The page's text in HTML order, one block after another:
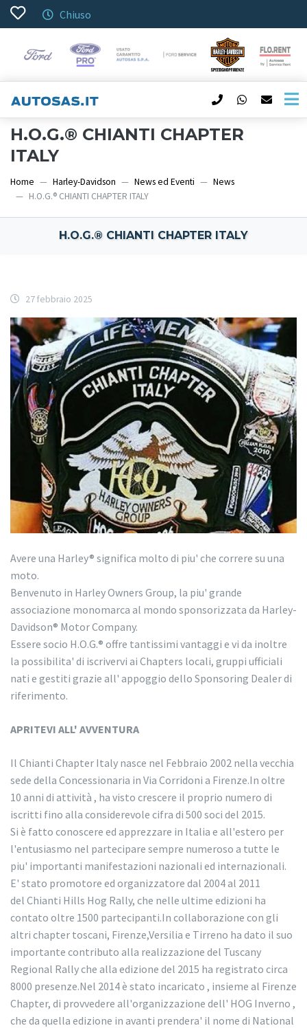
Chiuso
H.O.G.® CHIANTI CHAPTER
ITALY
Home Harley-Davidson News ed Eventi
News
H.O.G.® CHIANTI CHAPTER ITALY
H.O.G.® CHIANTI CHAPTER ITALY
27 febbraio 2025
Avere una Harley® significa molto di piu' che correre su una
moto.
Benvenuto in Harley Owners Group, la piu' grande
associazione monomarca al mondo sponsorizzata da Harley-
Davidson® Motor Company.
Essere socio H.O.G.® offre tantissimi vantaggi e vi da inoltre
la possibilita' di iscrivervi ai Chapters locali, gruppi ufficiali
nati e gestiti grazie all' appoggio dello Sponsoring Dealer di
riferimento.
APRITEVI ALL' AVVENTURA
Il Chianti Chapter Italy nasce nel Febbraio 2002 nella vecchia
sede della Concessionaria in Via Corridoni a Firenze.In oltre
10 anni di attività , ha visto crescere il proprio numero di
iscritti fino alla considerevole cifra di 500 soci del 2015.
Si è fatto conoscere ed apprezzare in Italia e all'estero per
l'entusiasmo nel partecipare sempre numeroso a tutte le
piu' importanti manifestazioni nazionali ed internazionali.
E' stato promotore ed organizzatore dal 2004 al 2011
del Chianti Hills Hog Rally, che nelle ultime edizioni ha
contato oltre 1500 partecipanti.In collaborazione con gli
altri chapter toscani, Firenze,Versilia e Tirreno ha dato il suo
importante contributo alla realizzazione del Tuscany
Regional Rally che alla edizione del 2015 ha registrato circa
8000 presenze.Nel 2014 è stato incaricato , insieme al Firenze
Chapter, di provvedere all'organizzazione dell' HOG Inverno ,
che da quella edizione in avanti prendera' il nome di National